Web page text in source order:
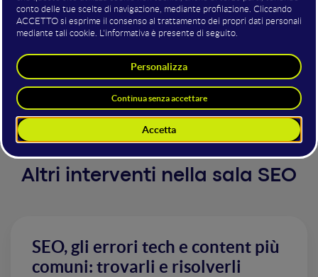
decisione degli utenti ad acquistare un prodotto o un
servizio grazie alla miglior esperienza possibile nel
costruire una strategia integrata SEO e CRO, alcuni
flussi di lavoro, gli strumenti da utilizzare, dei case
study e infine dei take away.
Altri interventi nella sala SEO
SEO, gli errori tech e content più
comuni: trovarli e risolverli